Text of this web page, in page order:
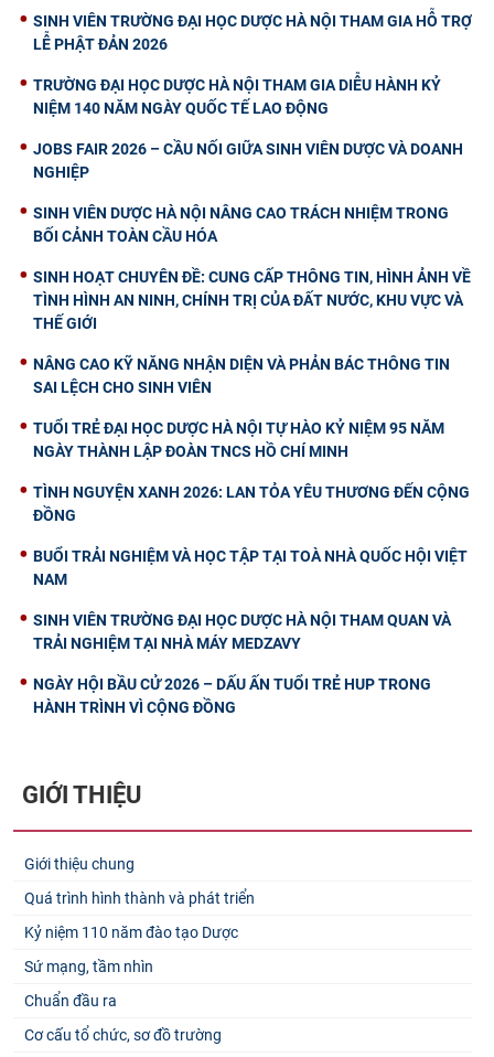
SINH VIÊN TRƯỜNG ĐẠI HỌC DƯỢC HÀ NỘI THAM GIA HỖ TRỢ
LỄ PHẬT ĐẢN 2026
TRƯỜNG ĐẠI HỌC DƯỢC HÀ NỘI THAM GIA DIỄU HÀNH KỶ
NIỆM 140 NĂM NGÀY QUỐC TẾ LAO ĐỘNG
JOBS FAIR 2026 – CẦU NỐI GIỮA SINH VIÊN DƯỢC VÀ DOANH
NGHIỆP
SINH VIÊN DƯỢC HÀ NỘI NÂNG CAO TRÁCH NHIỆM TRONG
BỐI CẢNH TOÀN CẦU HÓA
SINH HOẠT CHUYÊN ĐỀ: CUNG CẤP THÔNG TIN, HÌNH ẢNH VỀ
TÌNH HÌNH AN NINH, CHÍNH TRỊ CỦA ĐẤT NƯỚC, KHU VỰC VÀ
THẾ GIỚI
NÂNG CAO KỸ NĂNG NHẬN DIỆN VÀ PHẢN BÁC THÔNG TIN
SAI LỆCH CHO SINH VIÊN
TUỔI TRẺ ĐẠI HỌC DƯỢC HÀ NỘI TỰ HÀO KỶ NIỆM 95 NĂM
NGÀY THÀNH LẬP ĐOÀN TNCS HỒ CHÍ MINH
TÌNH NGUYỆN XANH 2026: LAN TỎA YÊU THƯƠNG ĐẾN CỘNG
ĐỒNG
BUỔI TRẢI NGHIỆM VÀ HỌC TẬP TẠI TOÀ NHÀ QUỐC HỘI VIỆT
NAM
SINH VIÊN TRƯỜNG ĐẠI HỌC DƯỢC HÀ NỘI THAM QUAN VÀ
TRẢI NGHIỆM TẠI NHÀ MÁY MEDZAVY
NGÀY HỘI BẦU CỬ 2026 – DẤU ẤN TUỔI TRẺ HUP TRONG
HÀNH TRÌNH VÌ CỘNG ĐỒNG
GIỚI THIỆU
Giới thiệu chung
Quá trình hình thành và phát triển
Kỷ niệm 110 năm đào tạo Dược
Sứ mạng, tầm nhìn
Chuẩn đầu ra
Cơ cấu tổ chức, sơ đồ trường